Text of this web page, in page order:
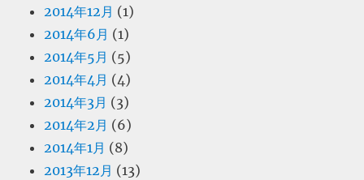
2014年12月 (1)
2014年6月 (1)
2014年5月 (5)
2014年4月 (4)
2014年3月 (3)
2014年2月 (6)
2014年1月 (8)
2013年12月 (13)